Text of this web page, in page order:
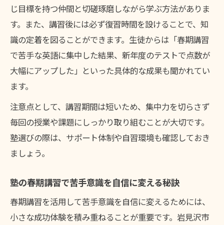
じ目標を持つ仲間と切磋琢磨しながら学ぶ方法がありま
す。また、講習後には必ず復習時間を設けることで、知
識の定着を図ることができます。生徒からは「春期講習
で苦手な英語に集中した結果、新年度のテストで点数が
大幅にアップした」といった具体的な成果も聞かれてい
ます。
注意点として、講習期間は短いため、集中力を切らさず
毎回の授業や課題にしっかり取り組むことが大切です。
塾選びの際は、サポート体制や自習環境も確認しておき
ましょう。
塾の春期講習で苦手意識を自信に変える秘訣
春期講習を活用して苦手意識を自信に変えるためには、
小さな成功体験を積み重ねることが重要です。岩見沢市